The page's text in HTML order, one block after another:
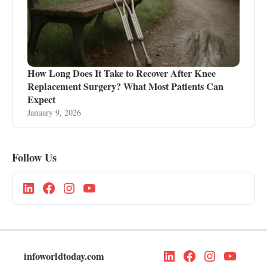
How Long Does It Take to Recover After Knee
Replacement Surgery? What Most Patients Can
Expect
January 9, 2026
Follow Us
infoworldtoday.com